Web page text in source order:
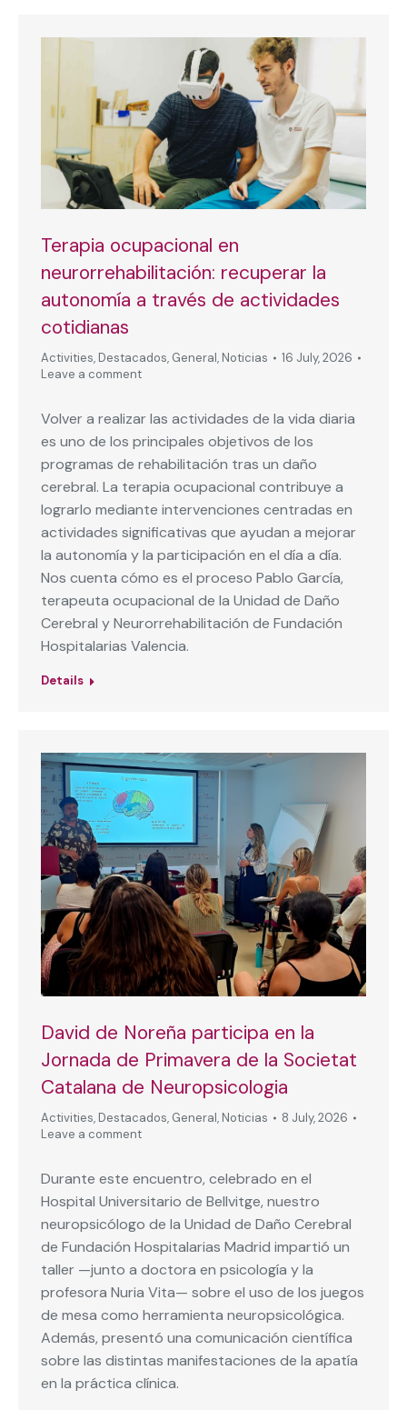
Terapia ocupacional en
neurorrehabilitación: recuperar la
autonomía a través de actividades
cotidianas
Activities, Destacados, General, Noticias
16 July, 2026
Leave a comment
Volver a realizar las actividades de la vida diaria
es uno de los principales objetivos de los
programas de rehabilitación tras un daño
cerebral. La terapia ocupacional contribuye a
lograrlo mediante intervenciones centradas en
actividades significativas que ayudan a mejorar
la autonomía y la participación en el día a día.
Nos cuenta cómo es el proceso Pablo García,
terapeuta ocupacional de la Unidad de Daño
Cerebral y Neurorrehabilitación de Fundación
Hospitalarias Valencia.
Details
David de Noreña participa en la
Jornada de Primavera de la Societat
Catalana de Neuropsicologia
Activities, Destacados, General, Noticias
8 July, 2026
Leave a comment
Durante este encuentro, celebrado en el
Hospital Universitario de Bellvitge, nuestro
neuropsicólogo de la Unidad de Daño Cerebral
de Fundación Hospitalarias Madrid impartió un
taller —junto a doctora en psicología y la
profesora Nuria Vita— sobre el uso de los juegos
de mesa como herramienta neuropsicológica.
Además, presentó una comunicación científica
sobre las distintas manifestaciones de la apatía
en la práctica clínica.